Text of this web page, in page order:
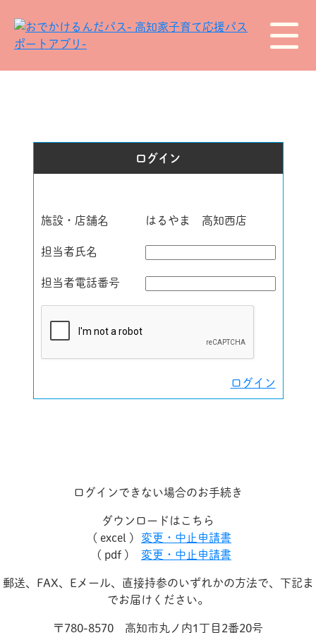
ログイン
施設・店舗名 はるやま 高知西店
担当者氏名
担当者電話番号
ログイン
ログインできない場合のお手続き
ダウンロードはこちら
( excel )
変更・中止申請書
( pdf )
変更・中止申請書
郵送、FAX、Eメール、直接持参のいずれかの方法で、下記ま
でお届けください。
〒780-8570 高知市丸ノ内1丁目2番20号